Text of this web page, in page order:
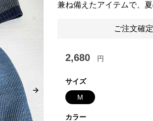
Next slide
兼ね備えたアイテムで、
ご注文確
2,680 円
サイズ
M
カラー